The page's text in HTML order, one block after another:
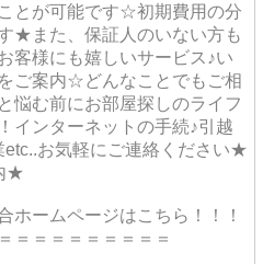
とが可能です☆初期費用の分
★また、保証人のいない方も
客様にも嬉しいサービス♪い
ご案内☆どんなことでもご相
悩む前にお部屋探しのライフ
インターネットの手続♪引越
etc..お気軽にご連絡ください★
★
ホームページはこちら！！！
＝＝＝＝＝＝＝＝＝